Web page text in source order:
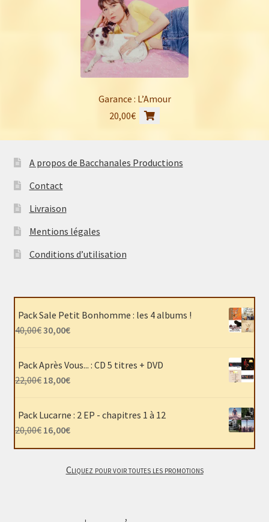
Garance : L’Amour
20,00€
A propos de Bacchanales Productions
Contact
Livraison
Mentions légales
Conditions d’utilisation
Pack Sale Petit Bonhomme : les 4 albums !
40,00€ Le
initial
était :
40,00€.
30,00€Le
Pack Après Vous... : CD 5 titres + DVD
22,00€ Le
22,00€.
18,00€Le
actuel
Pack Lucarne : 2 EP - chapitres 1 à 12
20,00€ Le
était :
16,00€Le
est :
Cliquez pour voir toutes les promotions